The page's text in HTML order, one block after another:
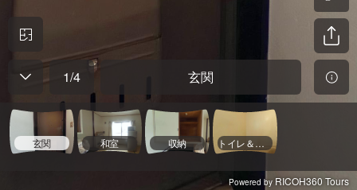
1/4 玄関
玄関 和室 収納 トイレ＆浴室
Powered by RICOH360 Tours